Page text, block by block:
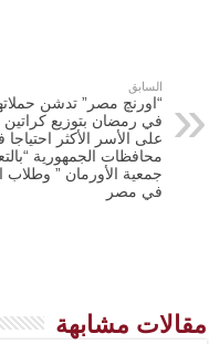
السابق
“اورنچ مصر” تدشن
في رمضان بتوزيع كراتين
على الأسر الأكثر
محافظات الجمهورية
جمعية الأورمان ” وطلاب
في مصر
مقالات مشابهة